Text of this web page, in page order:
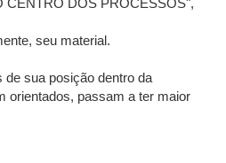
CENTRO DOS PROCESSOS",
seu material.
de sua posição dentro da
orientados, passam a ter maior